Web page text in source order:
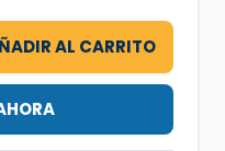
AL CARRITO